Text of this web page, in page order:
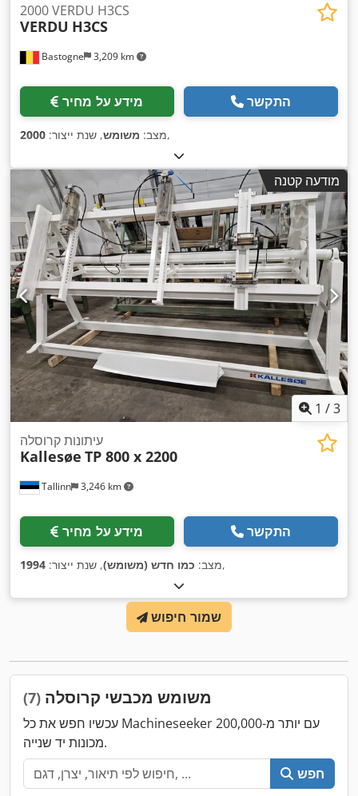
Bastogne 3,209 km
2000 VERDU H3CS
VERDU H3CS
מידע על מחיר התקשר
מצב: משומש, שנת ייצור: 2000 ,
מודעה קטנה
1 /3
Tallinn 3,246 km
עיתונות קרוסלה
Kallesøe TP 800 x 2200
מידע על מחיר התקשר
מצב: כמו חדש (משומש), שנת ייצור: 1994 ,
שמור חיפוש
משומש מכבשי קרוסלה (7)
עכשיו חפש את כל Machineseeker עם יותר מ-200,000
מכונות יד שנייה.
חפש